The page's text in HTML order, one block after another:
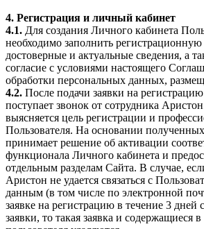
4. Регистрация и личный кабинет
4.1. Для создания Личного кабинета
необходимо заполнить регистрационную
достоверные и актуальные сведения, а
согласие с условиями настоящего
обработки персональных данных,
4.2. После подачи заявки на
поступает звонок от сотрудника
выясняется цель регистрации и
Пользователя. На основании
принимает решение об активации
функционала Личного кабинета и
отдельным разделам Сайта. В случае,
Аристон не удается связаться с
данным (в том числе по электронной
заявке на регистрацию в течение 3 дней
заявки, то такая заявка и содержащиеся